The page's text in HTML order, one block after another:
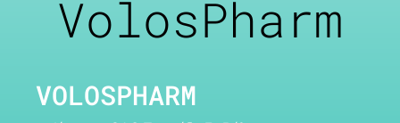
VolosPharm
VOLOSPHARM